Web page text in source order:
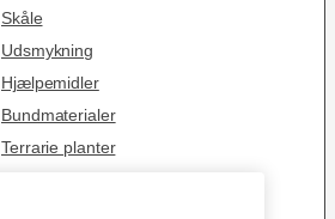
Skåle
Udsmykning
Hjælpemidler
Bundmaterialer
Terrarie planter